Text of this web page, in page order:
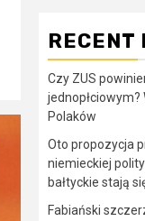
RECENT
Czy ZUS
jednopłciowym?
Polaków
Oto propozycja
niemieckiej
bałtyckie stają
Fabiański